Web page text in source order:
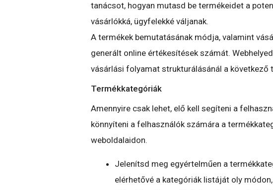
tanácsot, hogyan mutasd be termékeidet a
vásárlókká, ügyfelekké váljanak.
A termékek bemutatásának módja, valamint
generált online értékesítések számát.
vásárlási folyamat strukturálásánál a
Termékkategóriák
Amennyire csak lehet, elő kell segíteni a
könnyíteni a felhasználók számára a
weboldalaidon.
Jelenítsd meg egyértelműen a
elérhetővé a kategóriák listáját oly